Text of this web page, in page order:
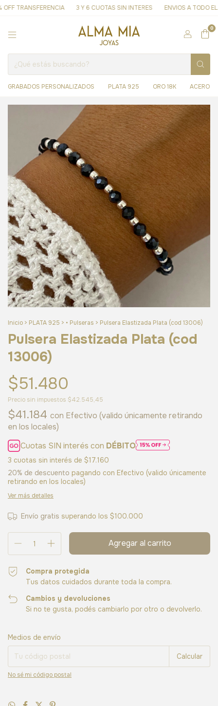
TRANSFERENCIA 3 Y 6 CUOTAS SIN INTERES ENVIOS A TODO EL
0
GRABADOS PERSONALIZADOS PLATA 925 ORO 18K ACERO
Inicio > PLATA 925 > • Pulseras > Pulsera Elastizada Plata (cod 13006)
Pulsera Elastizada Plata (cod
13006)
$51.480
Precio sin impuestos $42.545,45
$41.184 con Efectivo (valido únicamente retirando
en los locales)
Cuotas SIN interés con DÉBITO
3 cuotas sin interés de $17.160
20% de descuento pagando con Efectivo (valido únicamente
retirando en los locales)
Ver más detalles
Envío gratis superando los $100.000
Compra protegida
Tus datos cuidados durante toda la compra.
Cambios y devoluciones
Si no te gusta, podés cambiarlo por otro o devolverlo.
Entregas para el CP:
Medios de envío
Calcular
No sé mi código postal